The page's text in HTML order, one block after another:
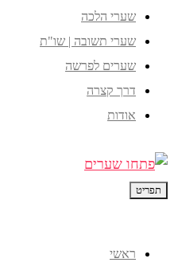
שערי הלכה
שערי תשובה | שו"ת
שערים לפרשה
דרך קצרה
אודות
תפריט
ראשי